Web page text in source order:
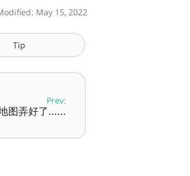
May 15, 2022
Tip
Prev:
图弄好了......